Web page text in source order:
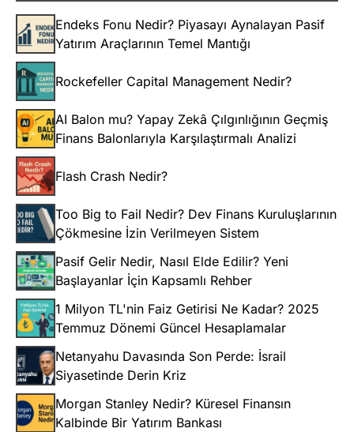
Endeks Fonu Nedir? Piyasayı Aynalayan Pasif
Yatırım Araçlarının Temel Mantığı
Rockefeller Capital Management Nedir?
AI Balon mu? Yapay Zekâ Çılgınlığının Geçmiş
Finans Balonlarıyla Karşılaştırmalı Analizi
Flash Crash Nedir?
Too Big to Fail Nedir? Dev Finans Kuruluşlarının
Çökmesine İzin Verilmeyen Sistem
Pasif Gelir Nedir, Nasıl Elde Edilir? Yeni
Başlayanlar İçin Kapsamlı Rehber
1 Milyon TL'nin Faiz Getirisi Ne Kadar? 2025
Temmuz Dönemi Güncel Hesaplamalar
Netanyahu Davasında Son Perde: İsrail
Siyasetinde Derin Kriz
Morgan Stanley Nedir? Küresel Finansın
Kalbinde Bir Yatırım Bankası